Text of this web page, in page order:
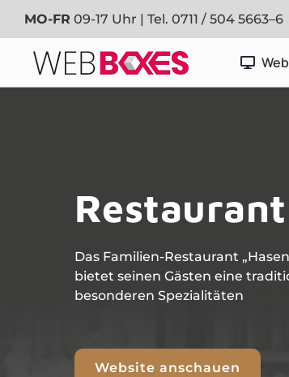
Inhalt
springen
MO-FR 09-17 Uhr | Tel. 0711 / 504 5663–6
Fahrzeugfolierung
Schaufenster- & Foliendesign
Schilder
Das Familien-Restaurant
bietet seinen Gästen eine
besonderen Spezialitäten
Website anschauen